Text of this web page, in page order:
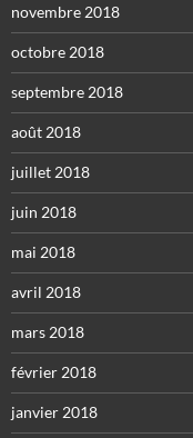
novembre 2018
octobre 2018
septembre 2018
août 2018
juillet 2018
juin 2018
mai 2018
avril 2018
mars 2018
février 2018
janvier 2018